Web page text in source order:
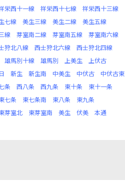
栄西十一線 祥栄西十七線
祥栄西十三線
七線 美生三線 美生二線
美生五線
線 芽室南二線 芽室南五線
芽室南六線
狩北八線 西士狩北六線
西士狩北四線
雄馬別十線 雄馬別 上美生
上伏古
新生 新生南 中美生 中伏古
中伏古東
条 西八条 西九条 東十条
東十一条
七条 東七条南 東八条
東九条
芽室北 東芽室南 美生 伏美
本通